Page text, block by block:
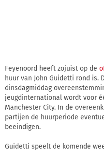
Feyenoord heeft zojuist op de
huur van John Guidetti rond is.
dinsdagmiddag
jeugdinternational wordt voor
Manchester City. In de
partijen de huurperiode
beëindigen.
Guidetti speelt de komende